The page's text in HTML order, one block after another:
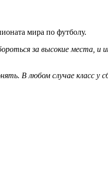
мира по футболу.
за высокие места,
В любом случае класс у